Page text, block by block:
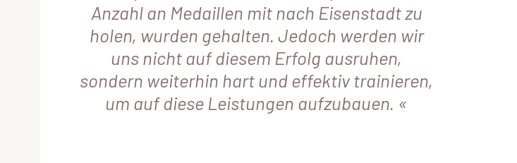
Anzahl an Medaillen mit nach Eisenstadt zu
holen, wurden gehalten. Jedoch werden wir
uns nicht auf diesem Erfolg ausruhen,
sondern weiterhin hart und effektiv trainieren,
um auf diese Leistungen aufzubauen.